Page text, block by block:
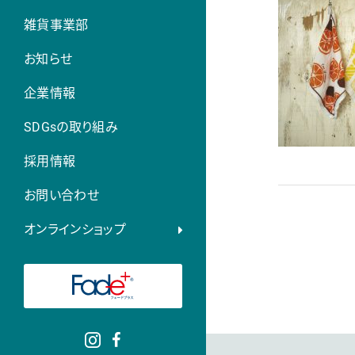
雑貨事業部
お知らせ
企業情報
SDGsの取り組み
採用情報
お問い合わせ
オンラインショップ